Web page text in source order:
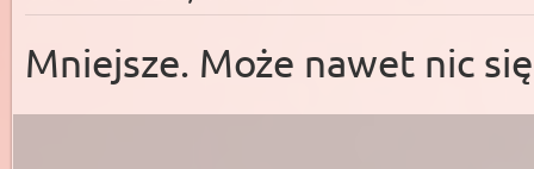
Mniejsze. Może nawet nic